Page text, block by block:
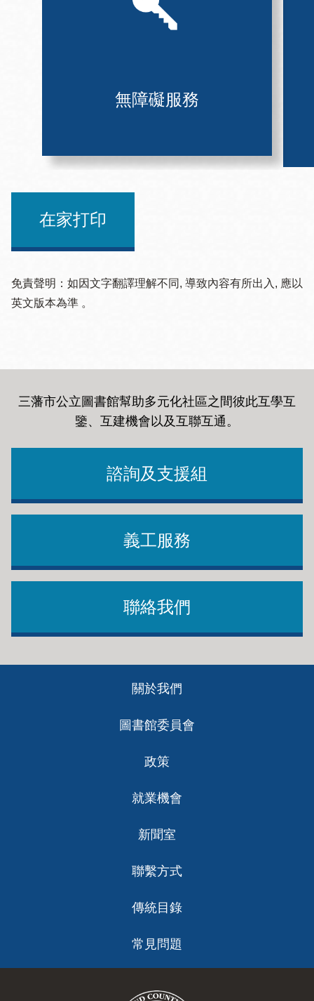
無障礙服務
在家打印
免責聲明：如因文字翻譯理解不同, 導致內容有所出入, 應以
英文版本為準 。
三藩市公立圖書館幫助多元化社區之間彼此互學互
鑒、互建機會以及互聯互通。
諮詢及支援組
義工服務
聯絡我們
關於我們
圖書館委員會
政策
就業機會
新聞室
聯繫方式
傳統目錄
常見問題